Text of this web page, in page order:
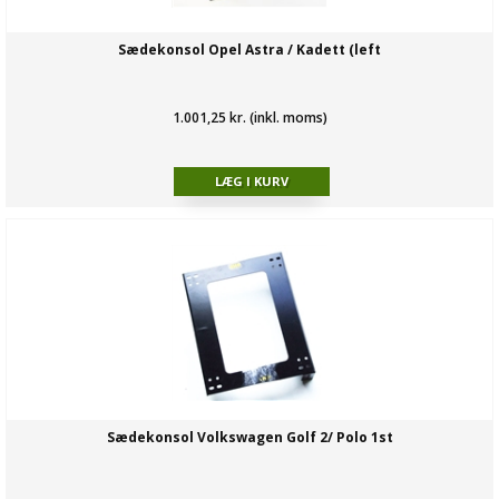
Sædekonsol Opel Astra / Kadett (left
1.001,25 kr. (inkl. moms)
Sædekonsol Volkswagen Golf 2/ Polo 1st